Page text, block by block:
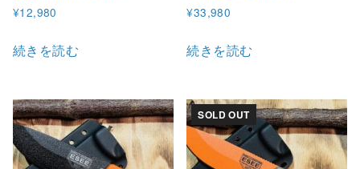
¥12,980
続きを読む
¥33,980
続きを読む
SOLD OUT